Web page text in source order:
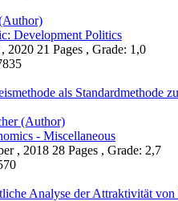
Development Politics
2020 21 Pages , Grade: 1,0
als Standardmethode
(Author)
- Miscellaneous
, 2018 28 Pages , Grade: 2,7
Analyse der Attraktivität